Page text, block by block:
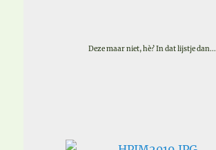
Deze maar niet, hè? In dat lijstje dan...